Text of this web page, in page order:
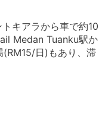
キアラから車で約10
Medan Tuanku駅か
(RM15/日)もあり、滞